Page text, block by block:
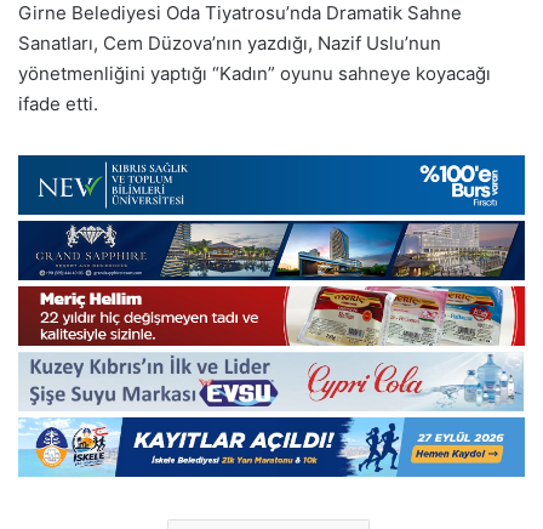
Girne Belediyesi Oda Tiyatrosu’nda Dramatik Sahne
Sanatları, Cem Düzova’nın yazdığı, Nazif Uslu’nun
yönetmenliğini yaptığı “Kadın” oyunu sahneye koyacağı
ifade etti.